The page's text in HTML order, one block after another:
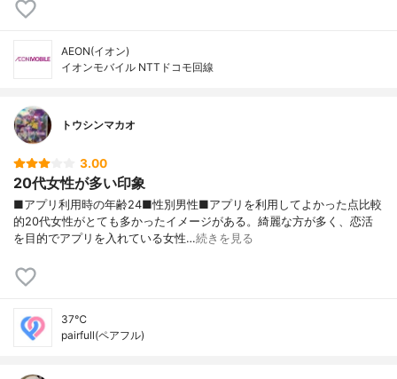
AEON(イオン)
イオンモバイル NTTドコモ回線
トウシンマカオ
3.00
20代女性が多い印象
■アプリ利用時の年齢24■性別男性■アプリを利用してよかった点比較
的20代女性がとても多かったイメージがある。綺麗な方が多く、恋活
を目的でアプリを入れている女性…続きを見る
37℃
pairfull(ペアフル)